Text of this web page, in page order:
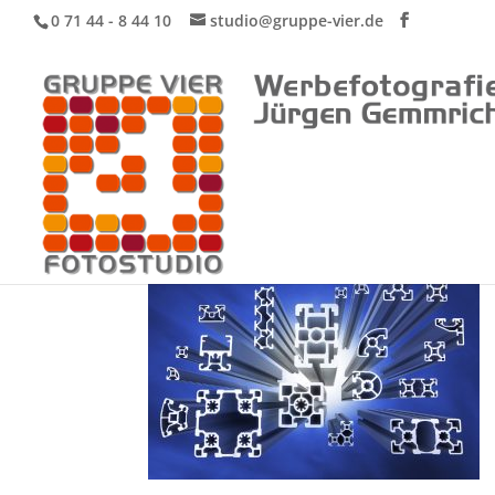
0 71 44 - 8 44 10 studio@gruppe-vier.de
Werbung und